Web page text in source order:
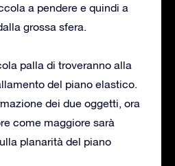
a pendere e quindi a
grossa sfera.
palla di troveranno alla
del piano elastico.
dei due oggetti, ora
come maggiore sarà
planarità del piano